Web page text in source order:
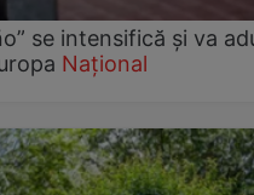
se intensifică și va
Național